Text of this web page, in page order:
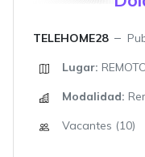
TELEHOME28
Lugar:
Modalidad:
Vacantes (10)